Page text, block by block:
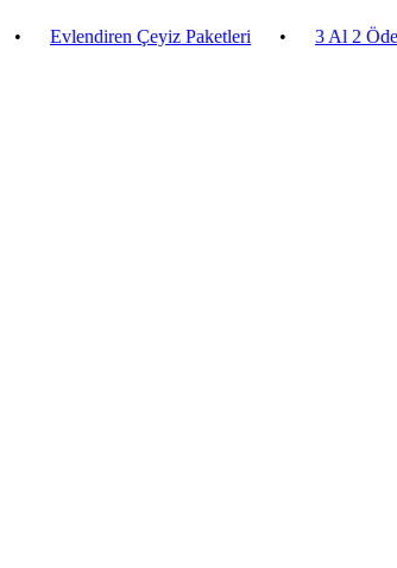
Evlendiren Çeyiz Paketleri • 3 Al 2 Öde •